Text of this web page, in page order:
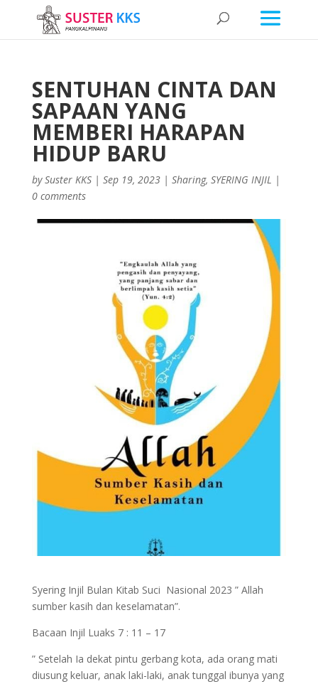
SENTUHAN CINTA DAN
SAPAAN YANG
MEMBERI HARAPAN
HIDUP BARU
bySuster KKS| Sep 19, 2023| Sharing, SYERING INJIL |
0 comments
Syering Injil Bulan Kitab Suci Nasional 2023 ” Allah
sumber kasih dan keselamatan”.
Bacaan Injil Luaks 7 : 11 – 17
” Setelah Ia dekat pintu gerbang kota, ada orang mati
diusung keluar, anak laki-laki, anak tunggal ibunya yang